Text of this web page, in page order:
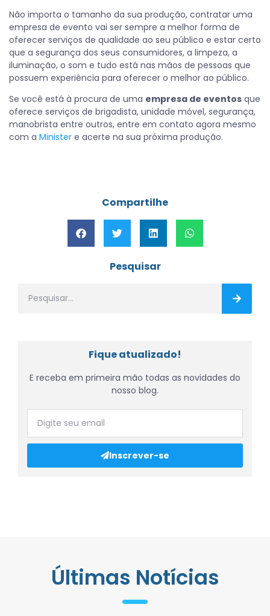
Pesquisar
Fique atualizado!
E receba em primeira mão todas as novidades do
nosso blog.
Inscrever-se
Não importa o tamanho da sua produção, contratar uma
empresa de evento vai ser sempre a melhor forma de
oferecer serviços de qualidade ao seu público e estar certo
que a segurança dos seus consumidores, a limpeza, a
iluminação, o som e tudo está nas mãos de pessoas que
possuem experiência para oferecer o melhor ao público.
Se você está à procura de uma empresa de eventos que
oferece serviços de brigadista, unidade móvel, segurança,
manobrista entre outros, entre em contato agora mesmo
com a Minister e acerte na sua próxima produção.
Compartilhe
Últimas Notícias